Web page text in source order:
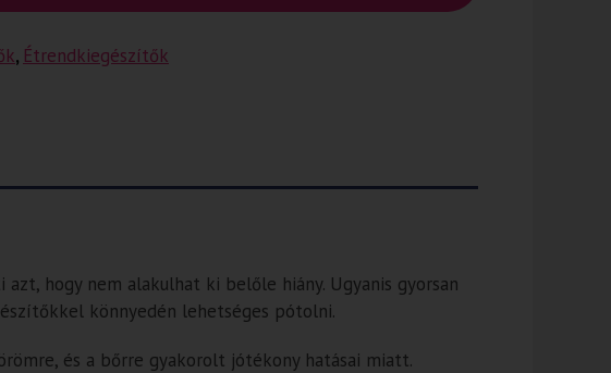
, Étrendkiegészítők
hogy nem alakulhat ki belőle hiány. Ugyanis gyorsan
könnyedén lehetséges pótolni.
és a bőrre gyakorolt jótékony hatásai miatt.